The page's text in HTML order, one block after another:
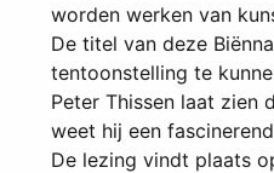
worden werken van
De titel van deze
tentoonstelling te
Peter Thissen laat zien
weet hij een
De lezing vindt plaats